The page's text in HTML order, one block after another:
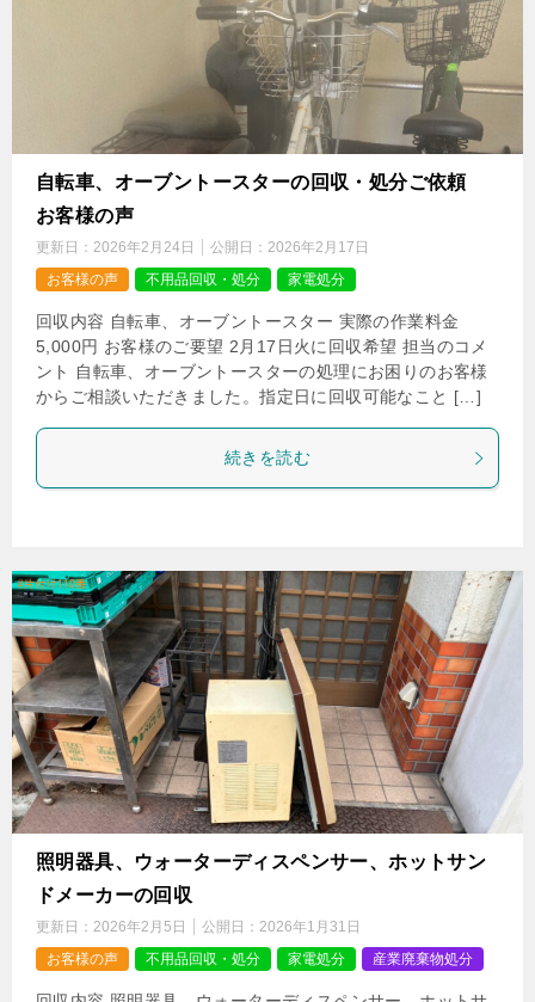
自転車、オーブントースターの回収・処分ご依頼
お客様の声
更新日： 2026年2月24日 公開日： 2026年2月17日
お客様の声
不用品回収・処分 家電処分
回収内容 自転車、オーブントースター 実際の作業料金
5,000円 お客様のご要望 2月17日火に回収希望 担当のコメ
ント 自転車、オーブントースターの処理にお困りのお客様
からご相談いただきました。指定日に回収可能なこと […]
続きを読む
照明器具、ウォーターディスペンサー、ホットサン
ドメーカーの回収
更新日： 2026年2月5日 公開日： 2026年1月31日
お客様の声
不用品回収・処分 家電処分 産業廃棄物処分